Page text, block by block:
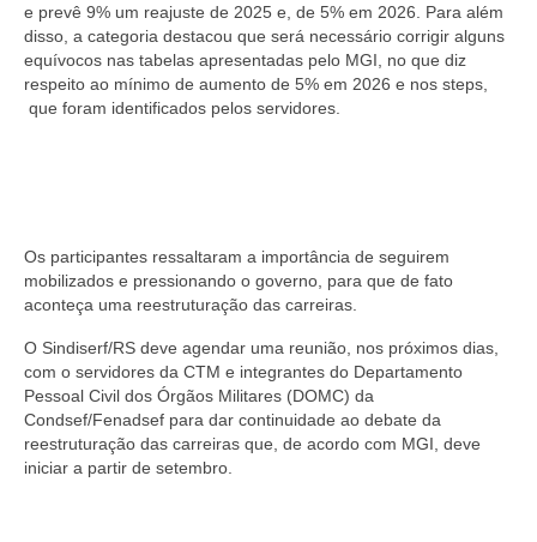
e prevê 9% um reajuste de 2025 e, de 5% em 2026. Para além
disso, a categoria destacou que será necessário corrigir alguns
equívocos nas tabelas apresentadas pelo MGI, no que diz
respeito ao mínimo de aumento de 5% em 2026 e nos steps,
que foram identificados pelos servidores.
Os participantes ressaltaram a importância de seguirem
mobilizados e pressionando o governo, para que de fato
aconteça uma reestruturação das carreiras.
O Sindiserf/RS deve agendar uma reunião, nos próximos dias,
com o servidores da CTM e integrantes do Departamento
Pessoal Civil dos Órgãos Militares (DOMC) da
Condsef/Fenadsef para dar continuidade ao debate da
reestruturação das carreiras que, de acordo com MGI, deve
iniciar a partir de setembro.